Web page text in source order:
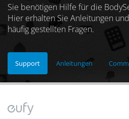
Sie benötigen Hilfe für die
Hier erhalten Sie Anleitungen
häufig gestellten Fragen.
Support Anleitungen